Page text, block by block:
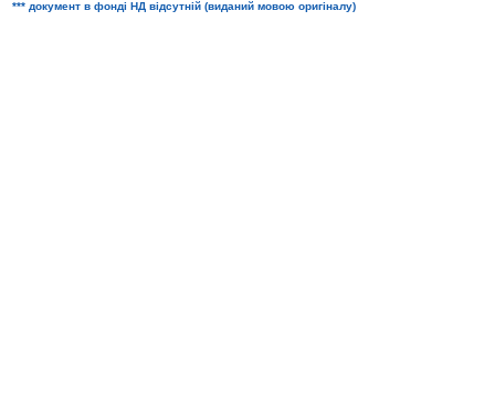
*** документ в фонді НД відсутній (виданий мовою оригіналу)